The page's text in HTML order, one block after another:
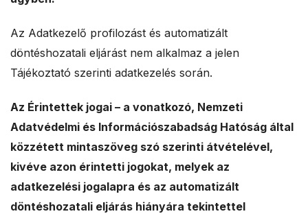
Az Adatkezelő profilozást és automatizált
döntéshozatali eljárást nem alkalmaz a jelen
Tájékoztató szerinti adatkezelés során.
Az Érintettek jogai – a vonatkozó, Nemzeti
Adatvédelmi és Információszabadság Hatóság által
közzétett mintaszöveg szó szerinti átvételével,
kivéve azon érintetti jogokat, melyek az
adatkezelési jogalapra és az automatizált
döntéshozatali eljárás hiányára tekintettel